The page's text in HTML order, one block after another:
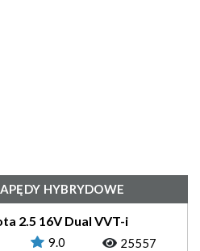
HYBRYDOWE
2.5 16V Dual VVT-i
2AR-FXE
9.0 25557